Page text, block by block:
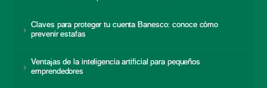
Claves para proteger tu cuenta Banesco: conoce cómo
prevenir estafas
Ventajas de la inteligencia artificial para pequeños
emprendedores